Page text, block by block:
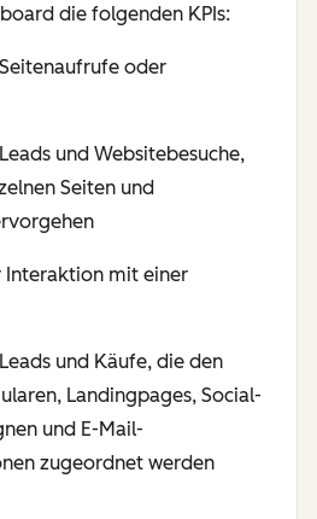
die folgenden KPIs:
oder
und Websitebesuche,
Seiten und
Interaktion mit einer
und Käufe, die den
Landingpages, Social-
und E-Mail-
zugeordnet werden